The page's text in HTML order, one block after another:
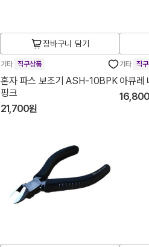
장바구니 담기
기타 직구상품
혼자 파스 보조기 ASH-10BPK
핑크
21,700원
기타 직
아큐레